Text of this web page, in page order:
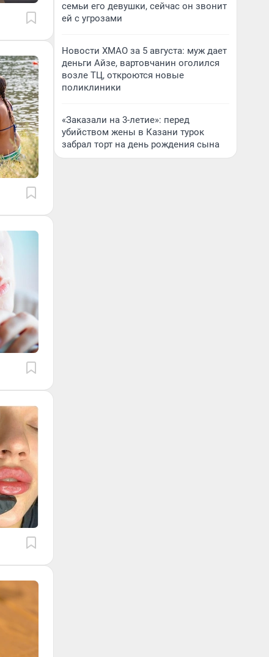
семьи его девушки, сейчас он звонит
ей с угрозами
Новости ХМАО за 5 августа: муж дает
деньги Айзе, вартовчанин оголился
возле ТЦ, откроются новые
поликлиники
«Заказали на 3-летие»: перед
убийством жены в Казани турок
забрал торт на день рождения сына